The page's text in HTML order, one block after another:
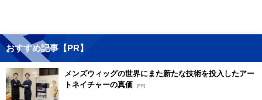
おすすめ記事【PR】
メンズウィッグの世界にまた新たな技術を投入したアー
トネイチャーの真価 [PR]